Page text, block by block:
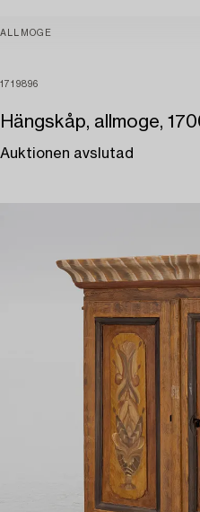
ALLMOGE
1719896
Hängskåp, allmoge,
Auktionen avslutad